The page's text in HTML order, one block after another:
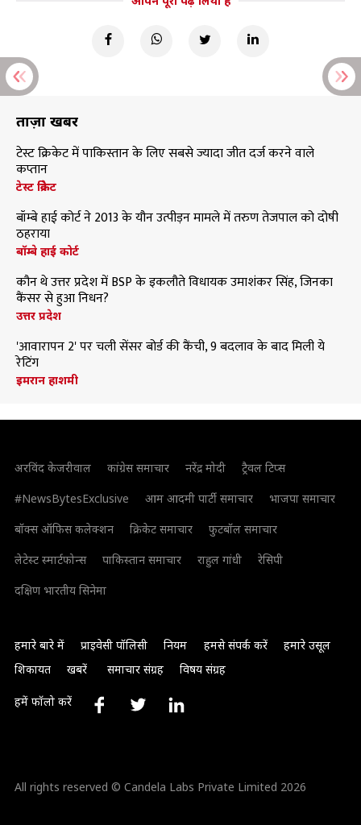
ताज़ा खबरें
टेस्ट क्रिकेट में पाकिस्तान के लिए सबसे ज्यादा जीत दर्ज करने वाले
कप्तान
टेस्ट क्रिकेट
बॉम्बे हाई कोर्ट ने 2013 के यौन उत्पीड़न मामले में तरुण तेजपाल को दोषी
ठहराया
बॉम्बे हाई कोर्ट
कौन थे उत्तर प्रदेश में BSP के इकलौते विधायक उमाशंकर सिंह, जिनका
कैंसर से हुआ निधन?
उत्तर प्रदेश
'आवारापन 2' पर चली सेंसर बोर्ड की कैंची, 9 बदलाव के बाद मिली ये
रेटिंग
इमरान हाशमी
अरविंद केजरीवाल कांग्रेस समाचार नरेंद्र मोदी
ट्रैवल टिप्स
#NewsBytesExclusive
आम आदमी पार्टी समाचार
भाजपा समाचार
बॉक्स ऑफिस कलेक्शन
क्रिकेट समाचार
फुटबॉल समाचार
लेटेस्ट स्मार्टफोन्स
पाकिस्तान समाचार राहुल गांधी
रेसिपी
दक्षिण भारतीय सिनेमा
हमारे बारे में प्राइवेसी पॉलिसी नियम हमसे संपर्क करें
हमारे उसूल
शिकायत
खबरें समाचार संग्रह विषय संग्रह
हमें फॉलो करें
All rights reserved © Candela Labs Private Limited 2026